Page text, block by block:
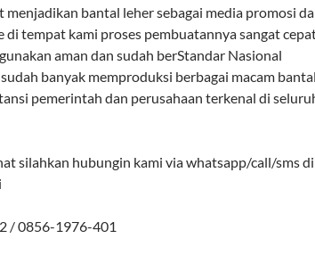
menjadikan bantal leher sebagai media promosi
di tempat kami proses pembuatannya sangat
aman dan sudah berStandar Nasional
banyak memproduksi berbagai macam bantal
pemerintah dan perusahaan terkenal di
silahkan hubungin kami via whatsapp/call/sms di
/ 0856-1976-401